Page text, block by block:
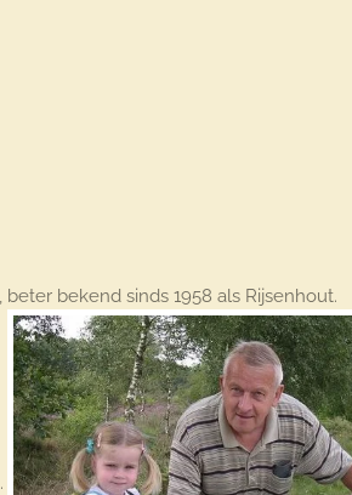
bekend sinds 1958 als Rijsenhout.